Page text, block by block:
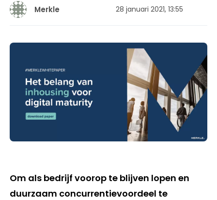
Merkle 28 januari 2021, 13:55
Om als bedrijf voorop te blijven lopen en
duurzaam concurrentievoordeel te